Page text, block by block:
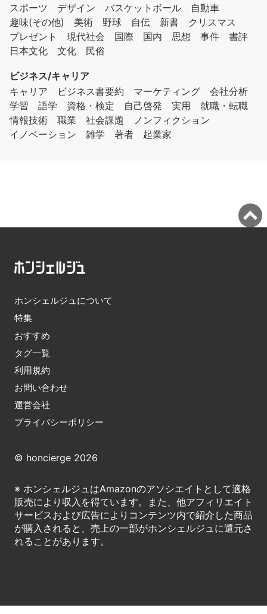
スポーツ
デザイン バスケットボール
自動車
趣味(その他)
美術 野球 自伝 新書
クリスマス
プレゼント
現代社会 国際 国内 思想 事件
書評
日本文化
文化 民俗
ビジネス/キャリア
キャリア
ビジネス書要約 マーケティング
会社分析
学習
語学 資格・検定 自己啓発 実用
就職・転職
情報技術
職業 社会課題
ノンフィクション
イノベーション
雑学 著者 起業家
ホンシェルジュについて
特集
おすすめ
タグ一覧
利用規約
お問い合わせ
運営会社
プライバシーポリシー
© honcierge 2026
※ ホンシェルジュはAmazonのアソシエイトとして適格
販売により収入を得ています。また、他アフィリエイト
サービスおよび広告によりコンテンツ内で紹介した商品
が購入されると、売上の一部がホンシェルジュに還元さ
れることがあります。